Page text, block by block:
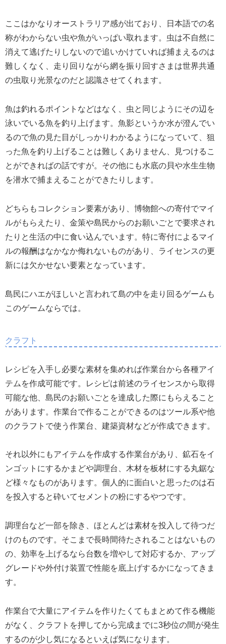
ここはかなりオーストラリア感が出ており、日本語での名
称がわからない虫や魚がいっぱい取れます。虫は不自然に
消えて逃げたりしないので追いかけていれば捕まえるのは
難しくなく、走り回りながら網を振り回すさまは世界共通
の虫取り光景なのだと認識させてくれます。
魚は釣れるポイントなどはなく、虫と同じようにその辺を
泳いでいる魚を釣り上げます。魚影というか水が澄んでい
るので魚の見た目がしっかりわかるようになっていて、狙
った魚を釣り上げることは難しくありません、見つけるこ
とができればの話ですが。その他にも水底の貝や水生生物
を潜水で捕まえることができたりします。
どちらもコレクション要素があり、博物館への寄付でマイ
ルがもらえたり、金策や島民からのお願いごとで要求され
たりと生活の中に食い込んでいます。特に寄付によるマイ
ルの報酬はなかなか侮れないものがあり、ライセンスの更
新には欠かせない要素となっています。
島民にハエがほしいと言われて島の中を走り回るゲームも
このゲームならでは。
クラフト
レシピを入手し必要な素材を集めれば作業台から各種アイ
テムを作成可能です。レシピは前述のライセンスから取得
可能な他、島民のお願いごとを達成した際にもらえること
があります。作業台で作ることができるのはツール系や他
のクラフトで使う作業台、建築資材などが作成できます。
それ以外にもアイテムを作成する作業台があり、鉱石をイ
ンゴットにするかまどや調理台、木材を板材にする丸鋸な
ど様々なものがあります。個人的に面白いと思ったのは石
を投入すると砕いてセメントの粉にするやつです。
調理台など一部を除き、ほとんどは素材を投入して待つだ
けのものです。そこまで長時間待たされることはないもの
の、効率を上げるなら台数を増やして対応するか、アップ
グレードや外付け装置で性能を底上げするかになってきま
す。
作業台で大量にアイテムを作りたくてもまとめて作る機能
がなく、クラフトを押してから完成までに3秒位の間が発生
するのが少し気になるといえば気になります。